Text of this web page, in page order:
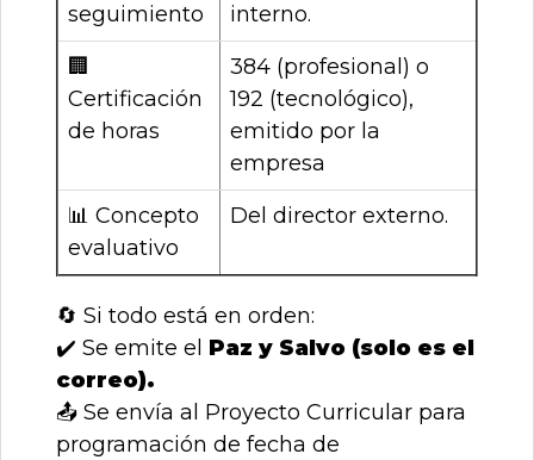
seguimiento
interno.
🏢
Certificación
de horas
384 (profesional) o
192 (tecnológico),
emitido por la
empresa
📊 Concepto
evaluativo
Del director externo.
🔄 Si todo está en orden:
✔️ Se emite el Paz y Salvo (solo es el
correo).
📤 Se envía al Proyecto Curricular para
programación de fecha de